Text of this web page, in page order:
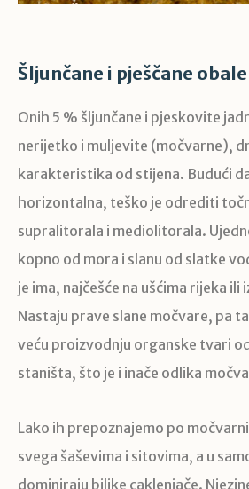
Šljunčane i pješčane obale
Onih 5 % šljunčane i pjeskovite
nerijetko i muljevite (močvarne),
karakteristika od stijena. Budući
horizontalna, teško je odrediti
supralitorala i mediolitorala.
kopno od mora i slanu od slatke
je ima, najčešće na ušćima rijeka ili
Nastaju prave slane močvare, pa
veću proizvodnju organske tvari
staništa, što je i inače odlika
Lako ih prepoznajemo po
svega šaševima i sitovima, a u
dominiraju biljke caklenjače.